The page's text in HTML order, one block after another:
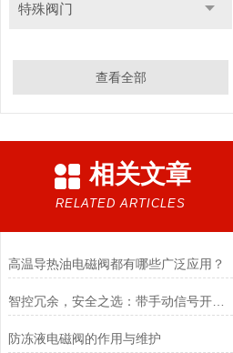
特殊阀门
查看全部
相关文章
RELATED ARTICLES
高温导热油电磁阀都有哪些广泛应用？
智控冗余，安全之选：带手动信号开关电磁阀，双模驱动的可靠保障
防冻液电磁阀的作用与维护